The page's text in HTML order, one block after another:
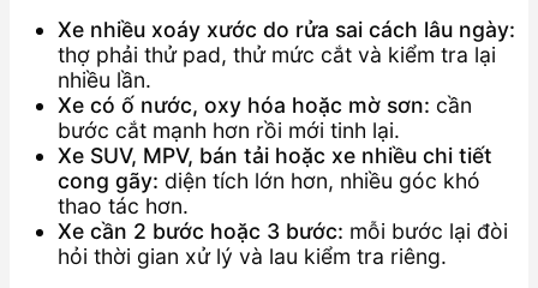
Xe nhiều xoáy xước do rửa sai cách lâu ngày:
thợ phải thử pad, thử mức cắt và kiểm tra lại
nhiều lần.
Xe có ố nước, oxy hóa hoặc mờ sơn: cần
bước cắt mạnh hơn rồi mới tinh lại.
Xe SUV, MPV, bán tải hoặc xe nhiều chi tiết
cong gãy: diện tích lớn hơn, nhiều góc khó
thao tác hơn.
Xe cần 2 bước hoặc 3 bước: mỗi bước lại đòi
hỏi thời gian xử lý và lau kiểm tra riêng.